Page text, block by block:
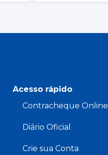
Acesso rápido
Contracheque Online
Diário Oficial
Crie sua Conta